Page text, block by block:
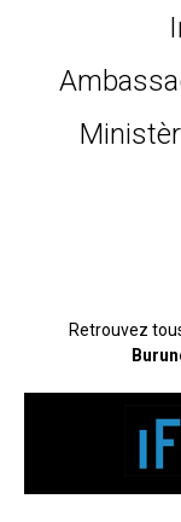
Retrouvez